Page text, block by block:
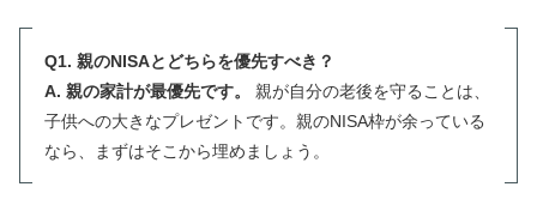
Q1. 親のNISAとどちらを優先すべき？
A. 親の家計が最優先です。
親が自分の老後を守ることは、
子供への大きなプレゼントです。親のNISA枠が余っている
なら、まずはそこから埋めましょう。